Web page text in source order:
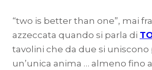
“two is better than one”, mai
azzeccata quando si parla di
tavolini che da due si
un’unica anima … almeno fino